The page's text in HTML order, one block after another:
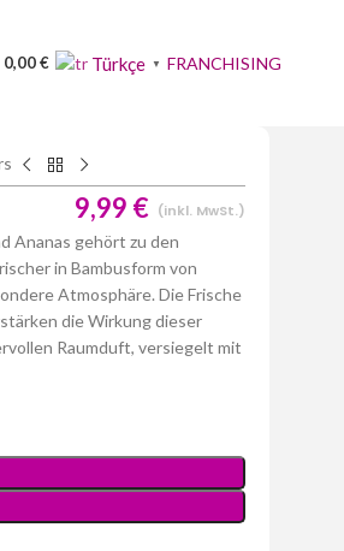
0,00€ Türkçe ▼ FRANCHISING
9,99 € (inkl. MwSt.)
Ananas gehört zu den
in Bambusform von
Atmosphäre. Die Frische
die Wirkung dieser
Raumduft, versiegelt mit